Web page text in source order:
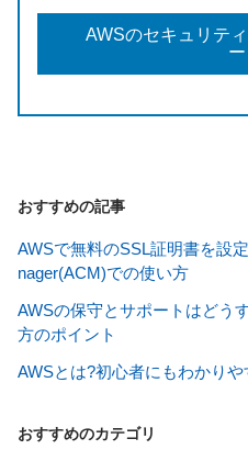
AWSのセキュリテ
おすすめの記事
AWSで無料のSSL証明書を設
nager(ACM)での使い方
AWSの保守とサポートはどう
方のポイント
AWSとは?初心者にもわかり
おすすめのカテゴリ